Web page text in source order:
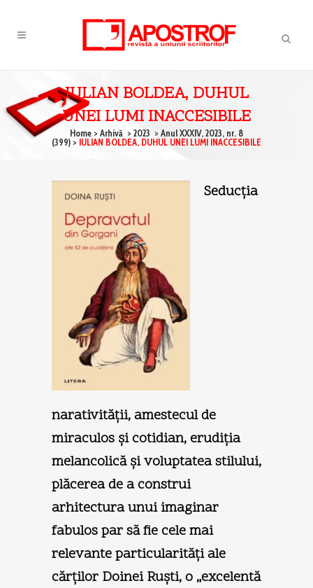
IULIAN BOLDEA, DUHUL
UNEI LUMI INACCESIBILE
Home > Arhivă > 2023 > Anul XXXIV, 2023, nr. 8
(399) > IULIAN BOLDEA, DUHUL UNEI LUMI INACCESIBILE
Seducţia
narativităţii, amestecul de
miraculos şi cotidian, erudiţia
melancolică şi voluptatea stilului,
plăcerea de a construi
arhitectura unui imaginar
fabulos par să fie cele mai
relevante particularităţi ale
cărţilor Doinei Ruşti, o „excelentă